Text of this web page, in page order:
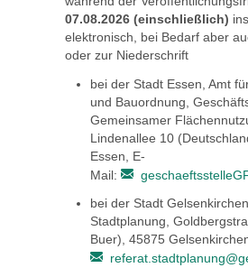
07.08.2026 (einschließlich)
elektronisch, bei Bedarf aber
oder zur Niederschrift
bei der Stadt Essen, Amt
und Bauordnung,
Gemeinsamer
Lindenallee 10
Essen, E-
Mail:
bei der Stadt
Stadtplanung,
Buer), 45875